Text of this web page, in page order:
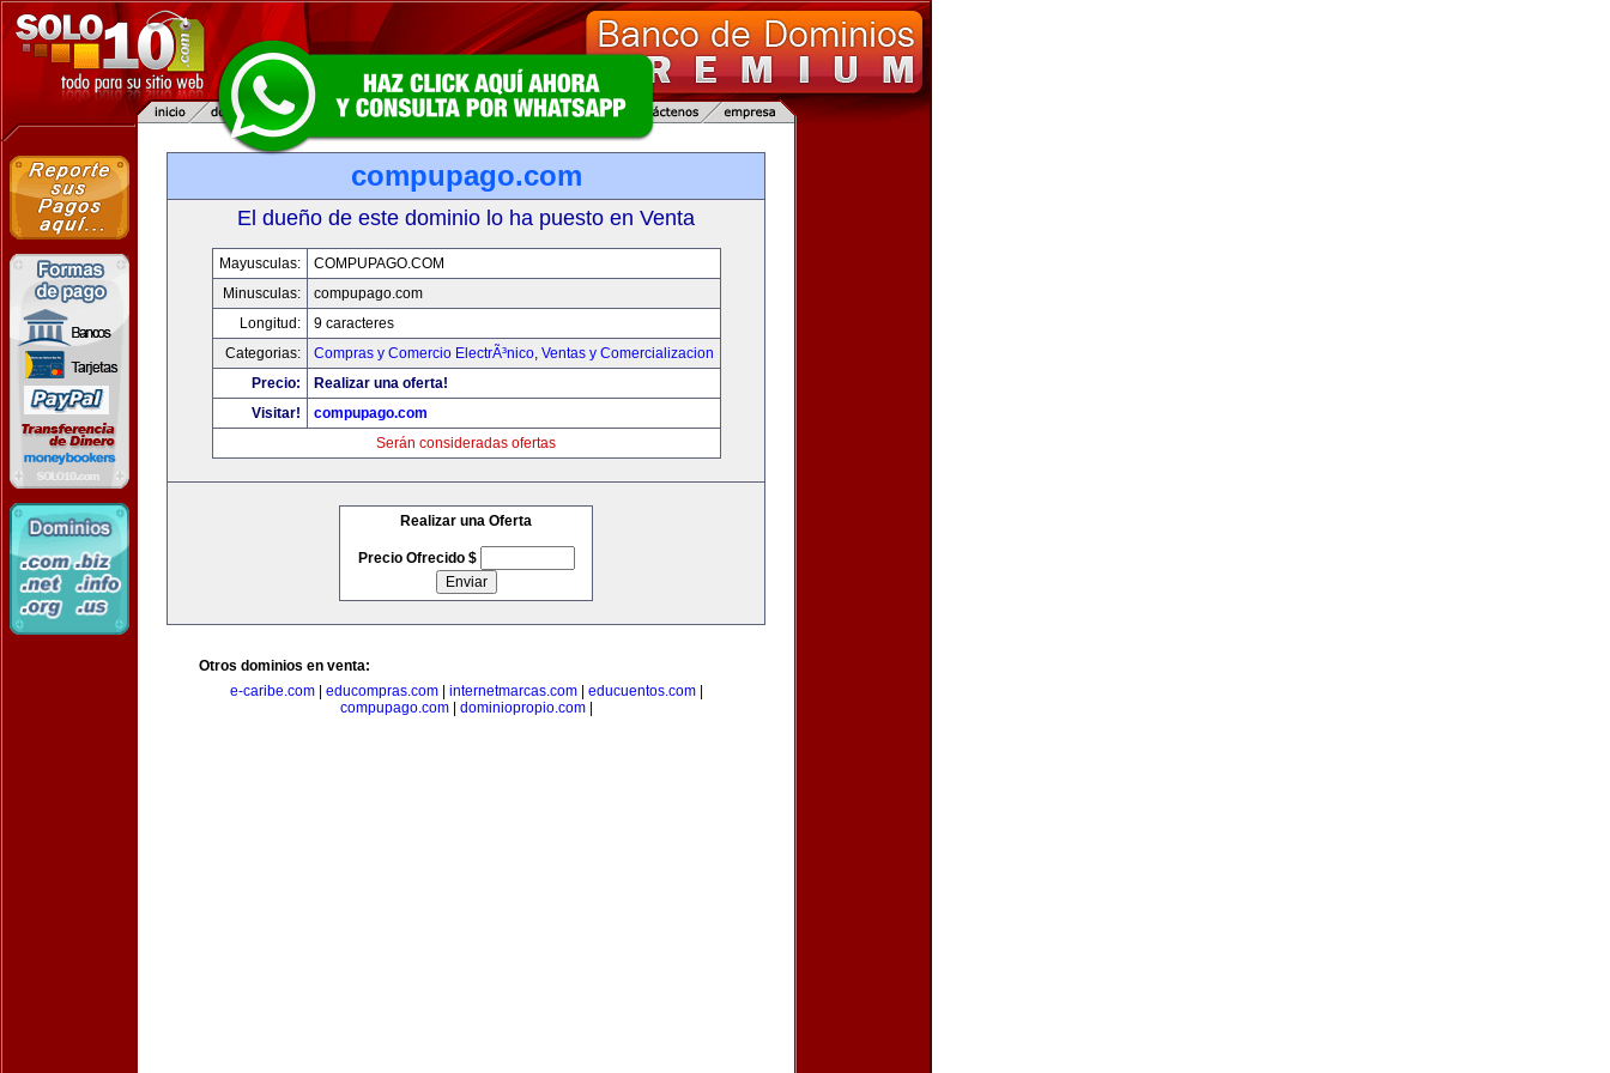
compupago.com
El dueño de este dominio lo ha puesto en Venta
Mayusculas:
COMPUPAGO.COM
Minusculas:
compupago.com
Longitud:
9 caracteres
Categorias:
Compras y Comercio ElectrÃ³nico, Ventas y Comercializacion
Precio:
Realizar una oferta!
Visitar!
compupago.com
Serán consideradas ofertas
Realizar una Oferta
Precio Ofrecido $
Otros dominios en venta:
e-caribe.com| educompras.com| internetmarcas.com| educuentos.com|
compupago.com| dominiopropio.com|